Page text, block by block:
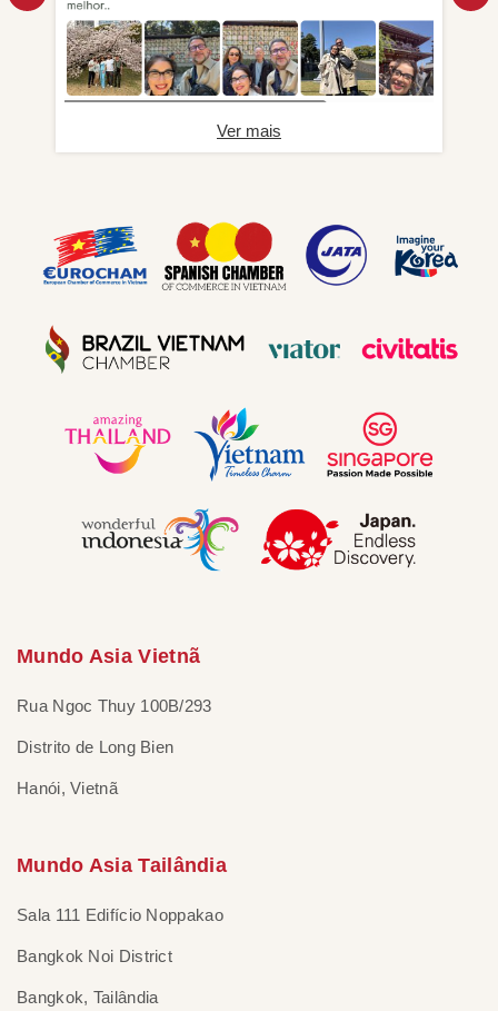
Ver mais
Mundo Asia Vietnã
Rua Ngoc Thuy 100B/293
Distrito de Long Bien
Hanói, Vietnã
Mundo Asia Tailândia
Sala 111 Edifício Noppakao
Bangkok Noi District
Bangkok, Tailândia